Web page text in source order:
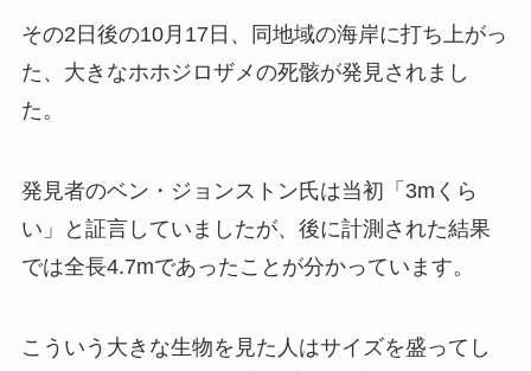
その2日後の10月17日、同地域の海岸に打ち上がっ
た、大きなホホジロザメの死骸が発見されまし
た。
発見者のベン・ジョンストン氏は当初「3mくら
い」と証言していましたが、後に計測された結果
では全長4.7mであったことが分かっています。
こういう大きな生物を見た人はサイズを盛ってし